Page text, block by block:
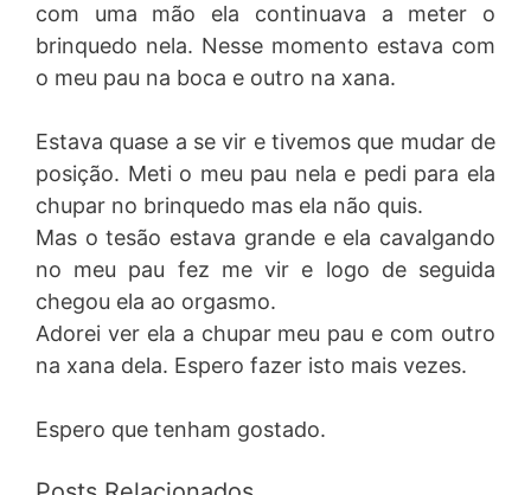
com uma mão ela continuava a meter o
brinquedo nela. Nesse momento estava com
o meu pau na boca e outro na xana.
Estava quase a se vir e tivemos que mudar de
posição. Meti o meu pau nela e pedi para ela
chupar no brinquedo mas ela não quis.
Mas o tesão estava grande e ela cavalgando
no meu pau fez me vir e logo de seguida
chegou ela ao orgasmo.
Adorei ver ela a chupar meu pau e com outro
na xana dela. Espero fazer isto mais vezes.
Espero que tenham gostado.